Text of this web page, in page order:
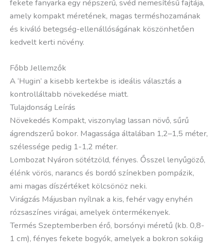
fekete fanyarka egy népszerű, svéd nemesítésű fajtája,
amely kompakt méretének, magas terméshozamának
és kiváló betegség-ellenállóságának köszönhetően
kedvelt kerti növény.
Főbb Jellemzők
A ‘Hugin’ a kisebb kertekbe is ideális választás a
kontrolláltabb növekedése miatt.
Tulajdonság Leírás
Növekedés Kompakt, viszonylag lassan növő, sűrű
ágrendszerű bokor. Magassága általában 1,2–1,5 méter,
szélessége pedig 1-1,2 méter.
Lombozat Nyáron sötétzöld, fényes. Ősszel lenyűgöző,
élénk vörös, narancs és bordó színekben pompázik,
ami magas díszértéket kölcsönöz neki.
Virágzás Májusban nyílnak a kis, fehér vagy enyhén
rózsaszínes virágai, amelyek öntermékenyek.
Termés Szeptemberben érő, borsónyi méretű (kb. 0,8-
1 cm), fényes fekete bogyók, amelyek a bokron sokáig